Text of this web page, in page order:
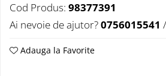
Cod Produs: 98377391
Ai nevoie de ajutor?0756015541 /
Adauga la Favorite